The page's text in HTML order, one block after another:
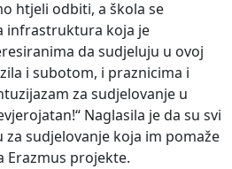
htjeli odbiti, a škola se
infrastruktura koja je
da sudjeluju u ovoj
i subotom, i praznicima i
za sudjelovanje u
Naglasila je da su svi
sudjelovanje koja im pomaže
Erazmus projekte.